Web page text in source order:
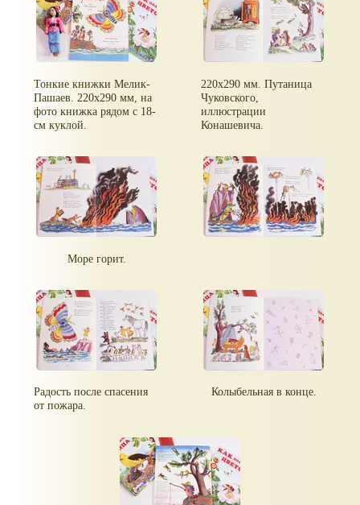
Тонкие книжки Мелик-
Пашаев. 220х290 мм, на
фото книжка рядом с 18-
см куклой.
220х290 мм. Путаница
Чуковского,
иллюстрации
Конашевича.
Море горит.
Радость после спасения
от пожара.
Колыбельная в конце.